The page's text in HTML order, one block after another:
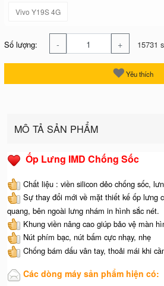
Vivo Y19S 4G
Số lượng: - + 15731
Yêu thích
MÔ TẢ SẢN PHẨM
Ốp Lưng IMD Chống Sốc
Chất liệu : viền silicon dẻo chống sốc,
Sự thay đổi mới về mặt thiết kế ốp lưng
quang, bên ngoài lưng nhám in hình sắc nét.
Khung viền nâng cao giúp bảo vệ màn
Nút phím bạc, nút bấm cực nhạy, nhẹ
Chống bám dấu vân tay, thoải mái khi
Các dòng máy sản phẩm hiện có: